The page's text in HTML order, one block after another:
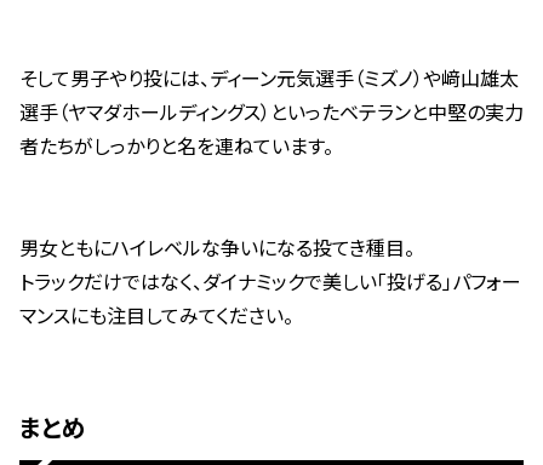
そして男子やり投には、ディーン元気選手（ミズノ）や﨑山雄太
選手（ヤマダホールディングス）といったベテランと中堅の実力
者たちがしっかりと名を連ねています。
男女ともにハイレベルな争いになる投てき種目。
トラックだけではなく、ダイナミックで美しい「投げる」パフォー
マンスにも注目してみてください。
まとめ